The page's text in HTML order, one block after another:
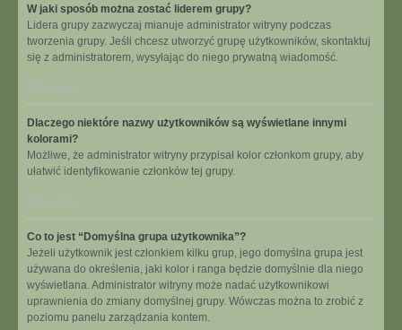
W jaki sposób można zostać liderem grupy?
Lidera grupy zazwyczaj mianuje administrator witryny podczas
tworzenia grupy. Jeśli chcesz utworzyć grupę użytkowników, skontaktuj
się z administratorem, wysyłając do niego prywatną wiadomość.
Na górę
Dlaczego niektóre nazwy użytkowników są wyświetlane innymi
kolorami?
Możliwe, że administrator witryny przypisał kolor członkom grupy, aby
ułatwić identyfikowanie członków tej grupy.
Na górę
Co to jest “Domyślna grupa użytkownika”?
Jeżeli użytkownik jest członkiem kilku grup, jego domyślna grupa jest
używana do określenia, jaki kolor i ranga będzie domyślnie dla niego
wyświetlana. Administrator witryny może nadać użytkownikowi
uprawnienia do zmiany domyślnej grupy. Wówczas można to zrobić z
poziomu panelu zarządzania kontem.